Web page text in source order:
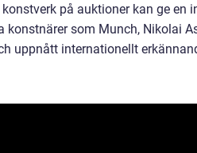
på auktioner kan ge en
konstnärer som Munch, Nikolai
uppnått internationellt